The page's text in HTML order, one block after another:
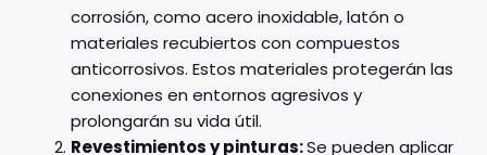
corrosión, como acero inoxidable, latón o
materiales recubiertos con compuestos
anticorrosivos. Estos materiales protegerán las
conexiones en entornos agresivos y
prolongarán su vida útil.
Revestimientos y pinturas:Se pueden aplicar